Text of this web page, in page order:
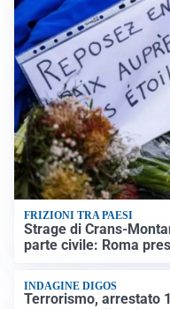
FRIZIONI TRA PAESI
Strage di Crans-
parte civile: Roma
INDAGINE DIGOS
Terrorismo, arrestato